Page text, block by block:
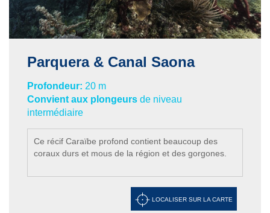
Parquera & Canal Saona
Profondeur: 20 m
Convient aux plongeurs de niveau
intermédiaire
Ce récif Caraïbe profond contient beaucoup des
coraux durs et mous de la région et des gorgones.
LOCALISER SUR LA CARTE